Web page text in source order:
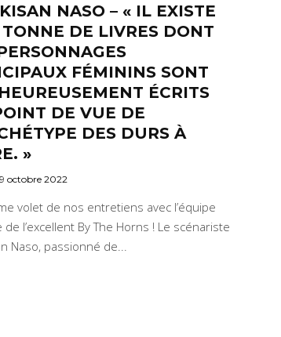
NASO – « IL EXISTE
DE LIVRES DONT
FÉMININS SONT
ÉCRITS
DE VUE DE
DES DURS À
»
octobre 2022
volet de nos entretiens avec l’équipe
de l’excellent By The Horns ! Le scénariste
Naso, passionné de...